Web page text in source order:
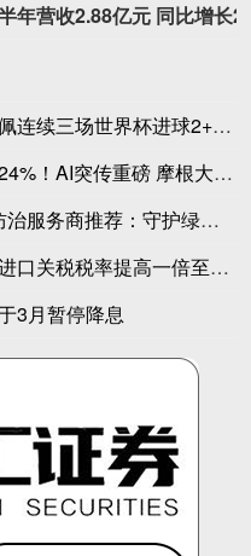
场世界杯进球2+为历史第四
AI突传重磅 摩根大通火线
务商推荐：守护绿植健康/
关税税率提高一倍至50%
3月暂停降息